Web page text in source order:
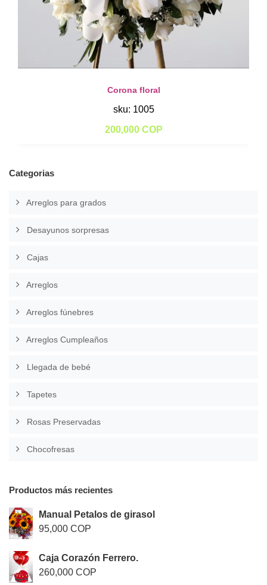
Corona floral
sku: 1005
200,000 COP
Categorias
Arreglos para grados
Desayunos sorpresas
Cajas
Arreglos
Arreglos fúnebres
Arreglos Cumpleaños
Llegada de bebé
Tapetes
Rosas Preservadas
Chocofresas
Productos más recientes
Manual Petalos de girasol
95,000 COP
Caja Corazón Ferrero.
260,000 COP